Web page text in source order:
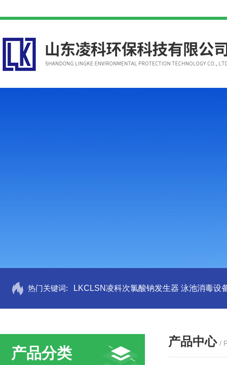
热门关键词: LKCLSN凌科次氯酸钠发生器 泳池消毒设
产品分类
产品中心 /